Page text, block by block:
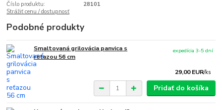
Číslo produktu:
28101
Strážiť cenu / dostupnosť
Podobné produkty
Smaltovaná grilovácia panvica s
reťazou 56 cm
29,00 EUR/ks
expedícia 3-5 dní
Pridať do košíka